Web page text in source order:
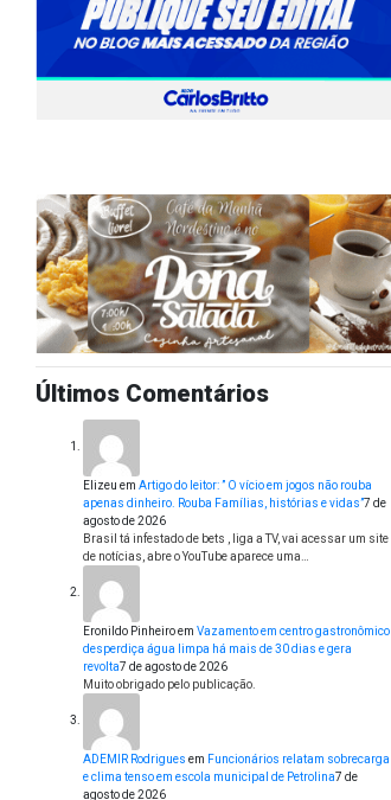
Últimos Comentários
Elizeu em Artigo do leitor: ” O vício em jogos não rouba
apenas dinheiro. Rouba Famílias, histórias e vidas”7 de
agosto de 2026
Brasil tá infestado de bets , liga a TV, vai acessar um site
de notícias, abre o YouTube aparece uma…
Eronildo Pinheiroem Vazamento em centro gastronômico
desperdiça água limpa há mais de 30 dias e gera
revolta7 de agosto de 2026
Muito obrigado pelo publicação.
ADEMIR Rodrigues em Funcionários relatam sobrecarga
e clima tenso em escola municipal de Petrolina7 de
agosto de 2026